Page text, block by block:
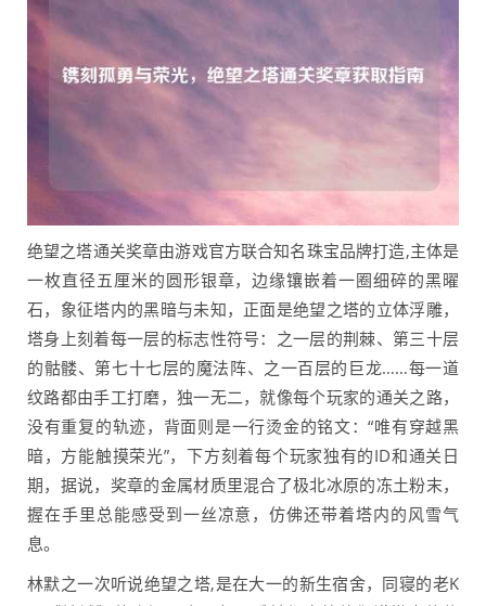
绝望之塔通关奖章由游戏官方联合知名珠宝品牌打造,主体是
一枚直径五厘米的圆形银章，边缘镶嵌着一圈细碎的黑曜
石，象征塔内的黑暗与未知，正面是绝望之塔的立体浮雕，
塔身上刻着每一层的标志性符号：之一层的荆棘、第三十层
的骷髅、第七十七层的魔法阵、之一百层的巨龙……每一道
纹路都由手工打磨，独一无二，就像每个玩家的通关之路，
没有重复的轨迹，背面则是一行烫金的铭文：“唯有穿越黑
暗，方能触摸荣光”，下方刻着每个玩家独有的ID和通关日
期，据说，奖章的金属材质里混合了极北冰原的冻土粉末，
握在手里总能感受到一丝凉意，仿佛还带着塔内的风雪气
息。
林默之一次听说绝望之塔,是在大一的新生宿舍，同寝的老K